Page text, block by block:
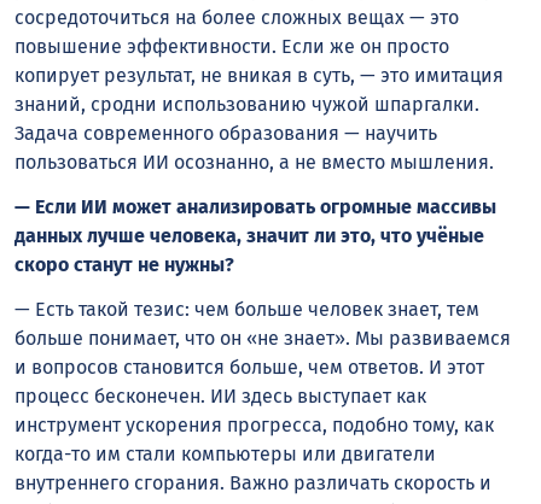
сосредоточиться на более сложных вещах — это
повышение эффективности. Если же он просто
копирует результат, не вникая в суть, — это имитация
знаний, сродни использованию чужой шпаргалки.
Задача современного образования — научить
пользоваться ИИ осознанно, а не вместо мышления.
— Если ИИ может анализировать огромные массивы
данных лучше человека, значит ли это, что учёные
скоро станут не нужны?
— Есть такой тезис: чем больше человек знает, тем
больше понимает, что он «не знает». Мы развиваемся
и вопросов становится больше, чем ответов. И этот
процесс бесконечен. ИИ здесь выступает как
инструмент ускорения прогресса, подобно тому, как
когда-то им стали компьютеры или двигатели
внутреннего сгорания. Важно различать скорость и